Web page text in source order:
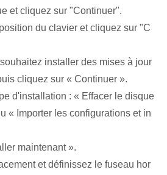
et cliquez sur "Continuer".
du clavier et cliquez sur "C
installer des mises à jour
cliquez sur « Continuer ».
d'installation : « Effacer le disque
« Importer les configurations et in
maintenant ».
et définissez le fuseau hor